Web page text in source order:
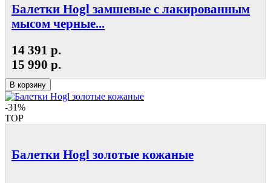
Балетки Hogl замшевые с лакированным
мысом черные...
14 391 р.
15 990 р.
В корзину
-31%
TOP
Балетки Hogl золотые кожаные